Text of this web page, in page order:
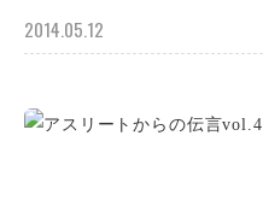
2014.05.12